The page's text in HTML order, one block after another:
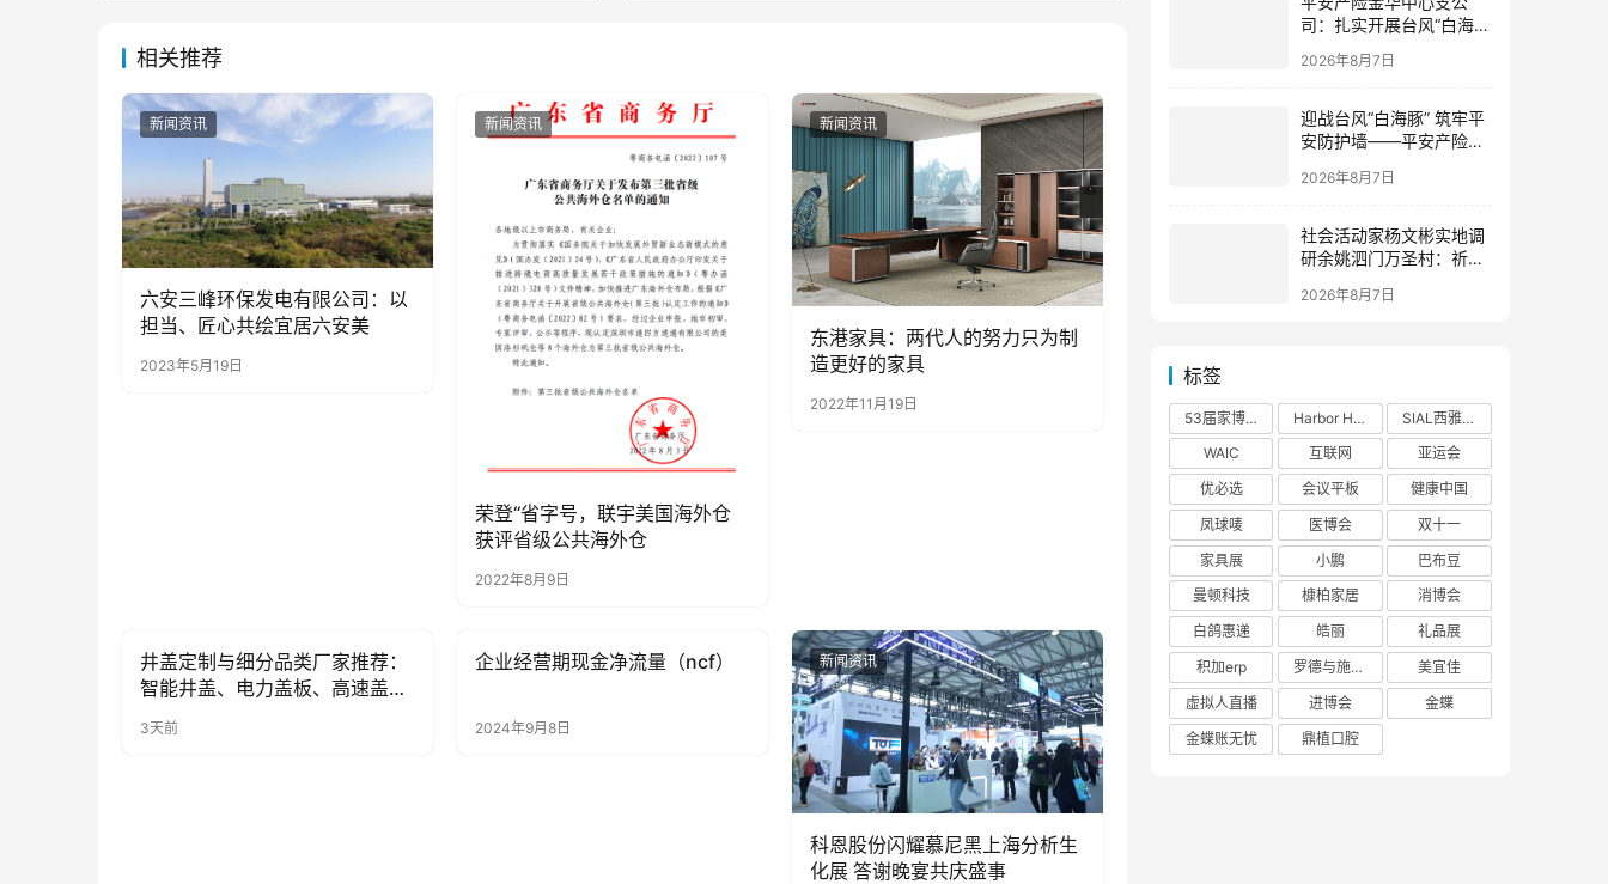
相关推荐
新闻资讯
六安三峰环保发电有限公司：以
担当、匠心共绘宜居六安美
2023年5月19日
新闻资讯
荣登“省字号，联宇美国海外仓
获评省级公共海外仓
2022年8月9日
新闻资讯
东港家具：两代人的努力只为制
造更好的家具
2022年11月19日
新闻资讯
井盖定制与细分品类厂家推荐：
智能井盖、电力盖板、高速盖板
3天前
新闻资讯
企业经营期现金净流量（ncf）
2024年9月8日
新闻资讯
科恩股份闪耀慕尼黑上海分析生
化展 答谢晚宴共庆盛事
平安产险金华中心支公
司：扎实开展台风“白海
豚”灾前风险减量工作
2026年8月7日
迎战台风“白海豚” 筑牢平
安防护墙——平安产险金
华中心支公司全力部署台
2026年8月7日
社会活动家杨文彬实地调
研余姚泗门万圣村：祈盼
提高民生福祉，让老百姓
2026年8月7日
标签
53届家博会 Harbor House
SIAL西雅展
WAIC
互联网
亚运会
优必选
会议平板
健康中国
凤球唛
医博会
双十一
家具展
小鹏
巴布豆
曼顿科技
槺柏家居
消博会
白鸽惠递
皓丽
礼品展
积加erp
罗德与施瓦茨
美宜佳
虚拟人直播
进博会
金蝶
金蝶账无忧
鼎植口腔